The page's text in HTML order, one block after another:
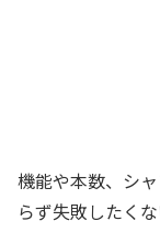
機能や本数、シ
らず失敗したく